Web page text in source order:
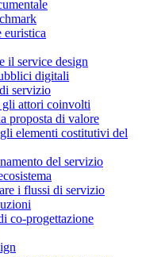
euristica
il service design
digitali
servizio
attori coinvolti
proposta di valore
elementi costitutivi del
del servizio
i flussi di servizio
co-progettazione